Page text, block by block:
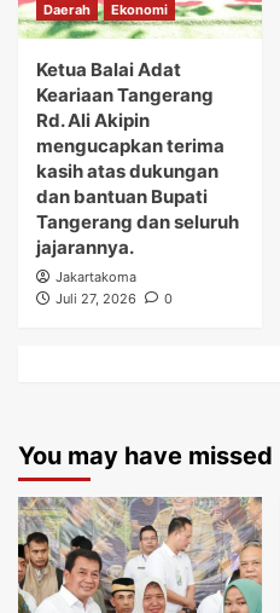
Daerah Ekonomi
Ketua Balai Adat
Keariaan Tangerang
Rd. Ali Akipin
mengucapkan terima
kasih atas dukungan
dan bantuan Bupati
Tangerang dan seluruh
jajarannya.
Jakartakoma
Juli 27, 2026
0
You may have missed